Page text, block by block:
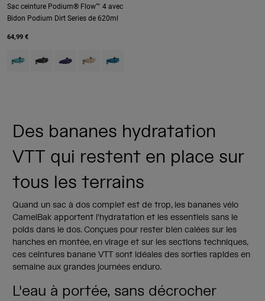
Sac ceinture Podium® Flow™ 4 avec
Bidon Podium Dirt Series de 620ml
64,99 €
Product swatch type of Arctic Blue.
Product swatch type of Black.
Product swatch type of Deep Sea.
Product swatch type of Moondust.
Product swatch type of Moroccan Blue.
Des bananes hydratation
VTT qui restent en place sur
tous les terrains
Quand un sac à dos complet est de trop, les bananes vélo
CamelBak apportent l'hydratation et les essentiels sans le
poids dans le dos. Conçues pour rester bien calées sur les
hanches en montée, en virage et sur les sections techniques,
ces ceintures banane VTT sont idéales des sorties rapides en
semaine aux grandes journées enduro.
L'eau à portée, sans décrocher